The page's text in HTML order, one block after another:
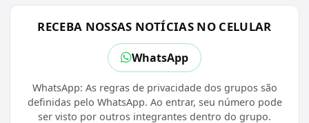
RECEBA NOSSAS NOTÍCIAS NO CELULAR
WhatsApp
WhatsApp: As regras de privacidade dos grupos são
definidas pelo WhatsApp. Ao entrar, seu número pode
ser visto por outros integrantes dentro do grupo.